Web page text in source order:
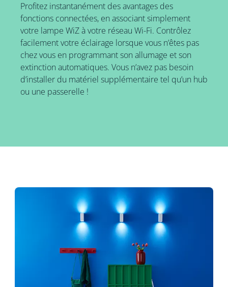
Profitez instantanément des avantages des
fonctions connectées, en associant simplement
votre lampe WiZ à votre réseau Wi-Fi. Contrôlez
facilement votre éclairage lorsque vous n’êtes pas
chez vous en programmant son allumage et son
extinction automatiques. Vous n’avez pas besoin
d’installer du matériel supplémentaire tel qu’un hub
ou une passerelle !